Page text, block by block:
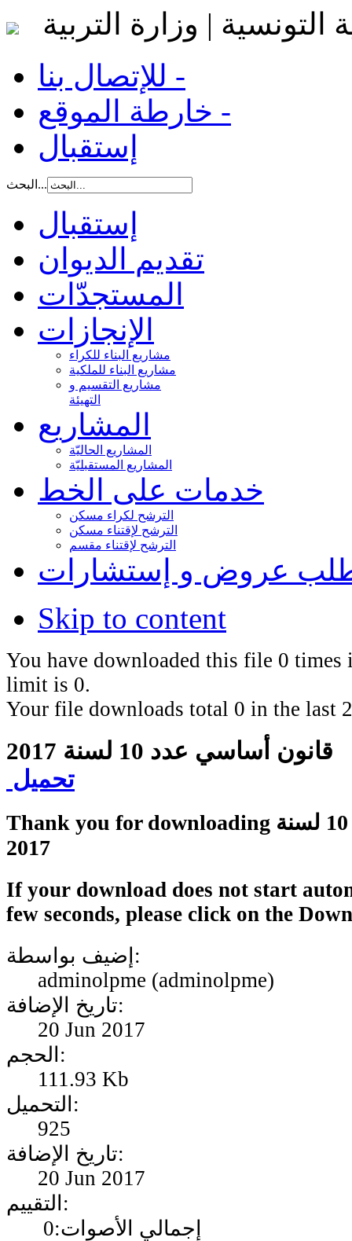
التونسية | وزارة التربية
للإتصال بنا -
خارطة الموقع -
إستقبال
البحث...
إستقبال
تقديم الديوان
المستجدّات
الإنجازات
مشاريع البناء للكراء
مشاريع البناء للملكية
مشاريع التقسيم و
التهيئة
المشاريع
المشاريع الحاليّة
المشاريع المستقبليّة
خدمات على الخط
الترشح لكراء مسكن
الترشح لإقتناء مسكن
الترشح لإقتناء مقسم
عروض و إستشارات
Skip to content
You have downloaded this file 0 times
limit is 0.
Your file downloads total 0 in the last
قانون أساسي عدد 10 لسنة 2017
تحميل
Thank you for downloading قانون أساسي عدد 10 لسنة
2017
If your download does not start
few seconds, please click on the
إضيف بواسطة:
adminolpme (adminolpme)
تاريخ الإضافة:
20 Jun 2017
الحجم:
111.93 Kb
التحميل:
925
تاريخ الإضافة:
20 Jun 2017
التقييم:
إجمالي الأصوات:0